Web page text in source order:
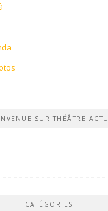
SUR THÉÂTRE ACTU
CATÉGORIES